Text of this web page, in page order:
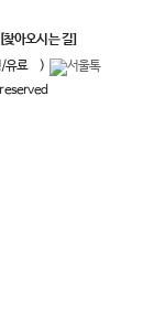
[찾아오시는 길]
유료
)